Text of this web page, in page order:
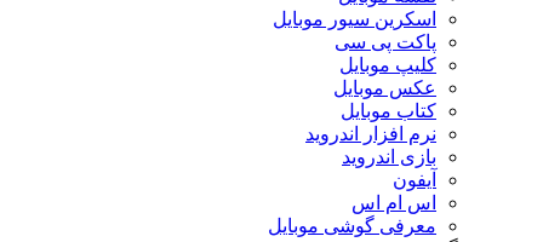
اسکرین سیور موبایل
پاکت پی سی
کلیپ موبایل
عکس موبایل
کتاب موبایل
نرم افزار اندروید
بازی اندروید
آیفون
اس ام اس
معرفی گوشی موبایل